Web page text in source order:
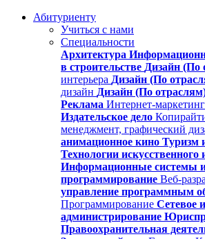
Абитуриенту
Учиться с нами
Специальности
Архитектура
в строительстве Дизайн (По
интерьера Дизайн (По
дизайн Дизайн (По
Реклама Интернет-
Издательское дело
менеджмент, графический
анимационное кино Туризм
Технологии искусственного
Информационные системы
программирование Веб-
управление программным
Программирование Сетевое
администрирование
Правоохранительная